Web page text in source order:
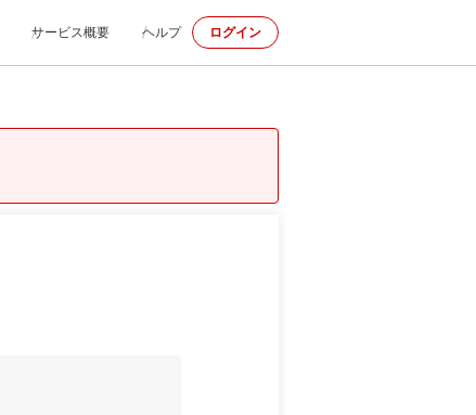
サービス概要 ヘルプ ログイン